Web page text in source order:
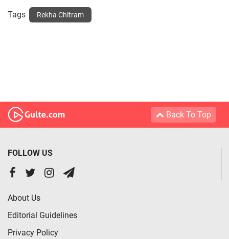
Tags Rekha Chitram
Back To Top
FOLLOW US
About Us
Editorial Guidelines
Privacy Policy